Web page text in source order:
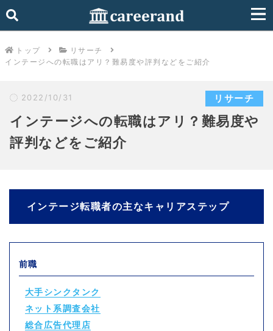
トップ
リサーチ
インテージへの転職はアリ？難易度や評判などをご紹介
2022/10/31 リサーチ
インテージへの転職はアリ？難易度や
評判などをご紹介
インテージ転職者の主なキャリアステップ
前職
大手シンクタンク
ネット系調査会社
総合広告代理店